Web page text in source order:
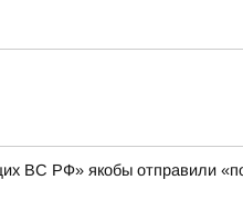
ВС РФ» якобы отправили